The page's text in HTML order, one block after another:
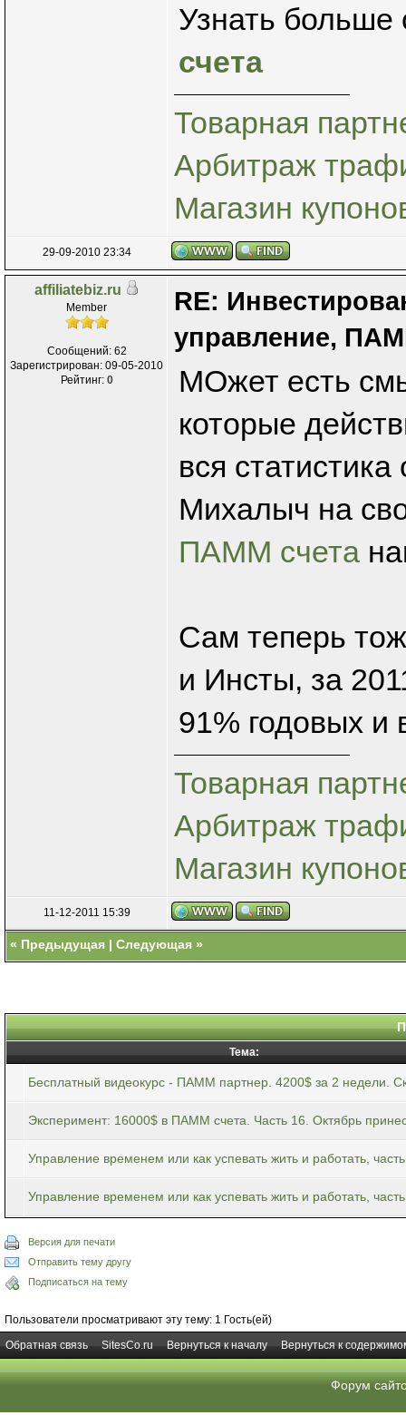
Узнать больше
счета
Товарная
Арбитраж
Магазин
29-09-2010 23:34
affiliatebiz.ru
Member
Сообщений: 62
Зарегистрирован: 09-05-2010
Рейтинг: 0
RE:
управление,
МОжет есть
которые
вся
Михалыч на
ПАММ счета
Сам теперь
и Инсты, за
91% годовых и
Товарная
Арбитраж
Магазин
11-12-2011 15:39
« Предыдущая | Следующая »
Тема:
Бесплатный видеокурс - ПАММ партнер. 4200$ за 2 недели.
Эксперимент: 16000$ в ПАММ счета. Часть 16. Октябрь
Управление временем или как успевать жить и работать,
Управление временем или как успевать жить и работать,
Версия для печати
Отправить тему другу
Подписаться на тему
Пользователи просматривают эту тему: 1 Гость(ей)
Обратная связь
SitesCo.ru Вернуться к началу Вернуться к
Форум